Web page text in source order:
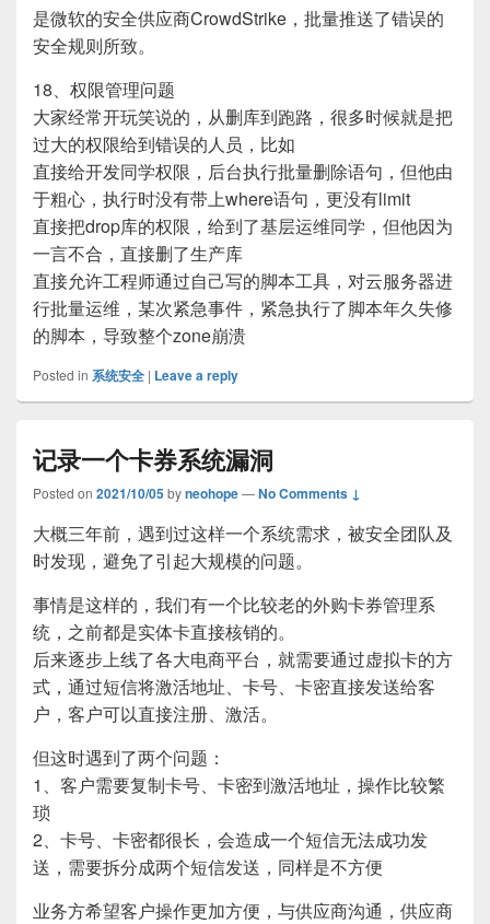
是微软的安全供应商CrowdStrike，批量推送了错误的
安全规则所致。
18、权限管理问题
大家经常开玩笑说的，从删库到跑路，很多时候就是把
过大的权限给到错误的人员，比如
直接给开发同学权限，后台执行批量删除语句，但他由
于粗心，执行时没有带上where语句，更没有limit
直接把drop库的权限，给到了基层运维同学，但他因为
一言不合，直接删了生产库
直接允许工程师通过自己写的脚本工具，对云服务器进
行批量运维，某次紧急事件，紧急执行了脚本年久失修
的脚本，导致整个zone崩溃
Posted in 系统安全 | Leave a reply
记录一个卡券系统漏洞
Posted on 2021/10/05byneohope—No Comments ↓
大概三年前，遇到过这样一个系统需求，被安全团队及
时发现，避免了引起大规模的问题。
事情是这样的，我们有一个比较老的外购卡券管理系
统，之前都是实体卡直接核销的。
后来逐步上线了各大电商平台，就需要通过虚拟卡的方
式，通过短信将激活地址、卡号、卡密直接发送给客
户，客户可以直接注册、激活。
但这时遇到了两个问题：
1、客户需要复制卡号、卡密到激活地址，操作比较繁
琐
2、卡号、卡密都很长，会造成一个短信无法成功发
送，需要拆分成两个短信发送，同样是不方便
业务方希望客户操作更加方便，与供应商沟通，供应商